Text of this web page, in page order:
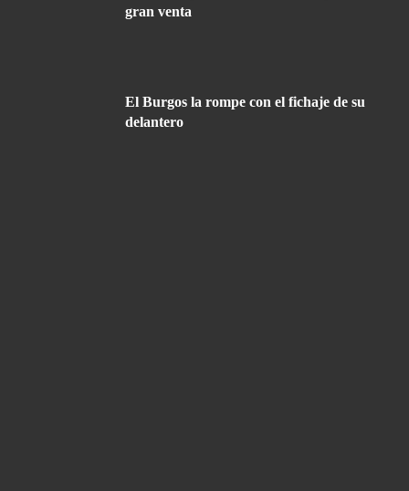
gran venta
El Burgos la rompe con el fichaje de su
delantero